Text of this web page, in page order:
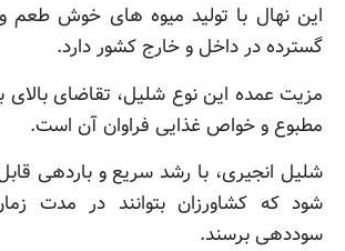
این نهال با تولید میوه های خوش طعم و
گسترده در داخل و خارج کشور دارد.
مزیت عمده این نوع شلیل، تقاضای بالای
مطبوع و خواص غذایی فراوان آن است.
شلیل انجیری، با رشد سریع و باردهی
شود که کشاورزان بتوانند در مدت
سوددهی برسند.